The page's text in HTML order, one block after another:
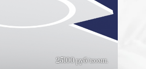
25100 руб/комп.